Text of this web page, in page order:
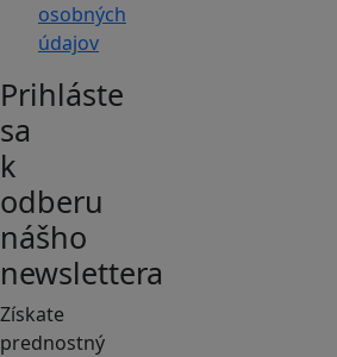
osobných
údajov
Prihláste
sa
k
odberu
nášho
newslettera
Získate
prednostný